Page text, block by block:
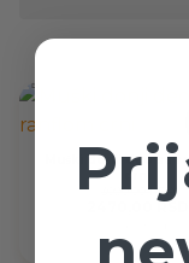
Muški donji deo sa
crni
3090,00 RSD
2470,00 RSD
3090,00 RSD